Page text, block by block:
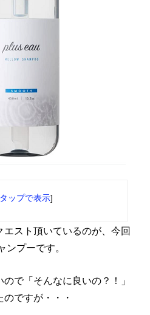
タップで表示]
スト頂いているのが、今回
ンプーです。
で「そんなに良いの？！」
ですが・・・